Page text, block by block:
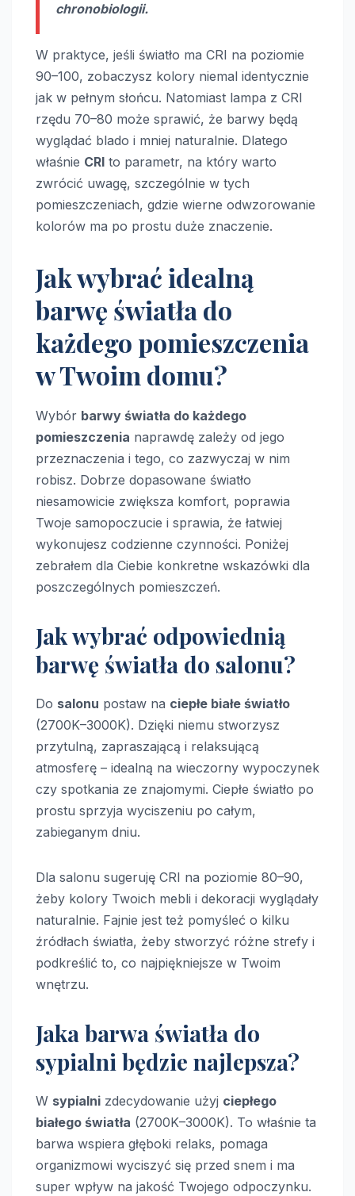
chronobiologii.
W praktyce, jeśli światło ma CRI na poziomie
90–100, zobaczysz kolory niemal identycznie
jak w pełnym słońcu. Natomiast lampa z CRI
rzędu 70–80 może sprawić, że barwy będą
wyglądać blado i mniej naturalnie. Dlatego
właśnie CRI to parametr, na który warto
zwrócić uwagę, szczególnie w tych
pomieszczeniach, gdzie wierne odwzorowanie
kolorów ma po prostu duże znaczenie.
Jak wybrać idealną
barwę światła do
każdego pomieszczenia
w Twoim domu?
Wybór barwy światła do każdego
pomieszczenia naprawdę zależy od jego
przeznaczenia i tego, co zazwyczaj w nim
robisz. Dobrze dopasowane światło
niesamowicie zwiększa komfort, poprawia
Twoje samopoczucie i sprawia, że łatwiej
wykonujesz codzienne czynności. Poniżej
zebrałem dla Ciebie konkretne wskazówki dla
poszczególnych pomieszczeń.
Jak wybrać odpowiednią
barwę światła do salonu?
Do salonu postaw na ciepłe białe światło
(2700K–3000K). Dzięki niemu stworzysz
przytulną, zapraszającą i relaksującą
atmosferę – idealną na wieczorny wypoczynek
czy spotkania ze znajomymi. Ciepłe światło po
prostu sprzyja wyciszeniu po całym,
zabieganym dniu.
Dla salonu sugeruję CRI na poziomie 80–90,
żeby kolory Twoich mebli i dekoracji wyglądały
naturalnie. Fajnie jest też pomyśleć o kilku
źródłach światła, żeby stworzyć różne strefy i
podkreślić to, co najpiękniejsze w Twoim
wnętrzu.
Jaka barwa światła do
sypialni będzie najlepsza?
W sypialni zdecydowanie użyj ciepłego
białego światła (2700K–3000K). To właśnie ta
barwa wspiera głęboki relaks, pomaga
organizmowi wyciszyć się przed snem i ma
super wpływ na jakość Twojego odpoczynku.